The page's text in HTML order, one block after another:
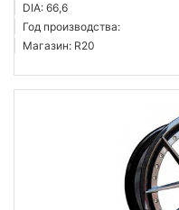
DIA: 66,6
Год производства:
Магазин: R20